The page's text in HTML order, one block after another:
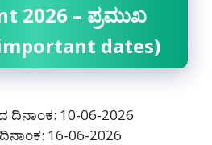
2026 – ಪ್ರಮುಖ
dates)
ದಿನಾಂಕ: 10-06-2026
16-06-2026